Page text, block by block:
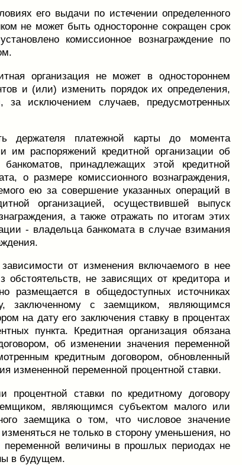
его выдачи по истечении определенного
не может быть односторонне сокращен срок
комиссионное вознаграждение по
организация не может в одностороннем
и (или) изменить порядок их определения,
за исключением случаев, предусмотренных
держателя платежной карты до момента
им распоряжений кредитной организации об
принадлежащих этой кредитной
о размере комиссионного вознаграждения,
ею за совершение указанных операций в
организацией, осуществившей выпуск
а также отражать по итогам этих
- владельца банкомата в случае взимания
от изменения включаемого в нее
обстоятельств, не зависящих от кредитора и
в общедоступных источниках
заключенному с заемщиком, являющимся
на дату его заключения ставку в процентах
пункта. Кредитная организация обязана
об изменении значения переменной
кредитным договором, обновленный
измененной переменной процентной ставки.
процентной ставки по кредитному договору
являющимся субъектом малого или
заемщика о том, что числовое значение
не только в сторону уменьшения, но
величины в прошлых периодах не
в будущем.